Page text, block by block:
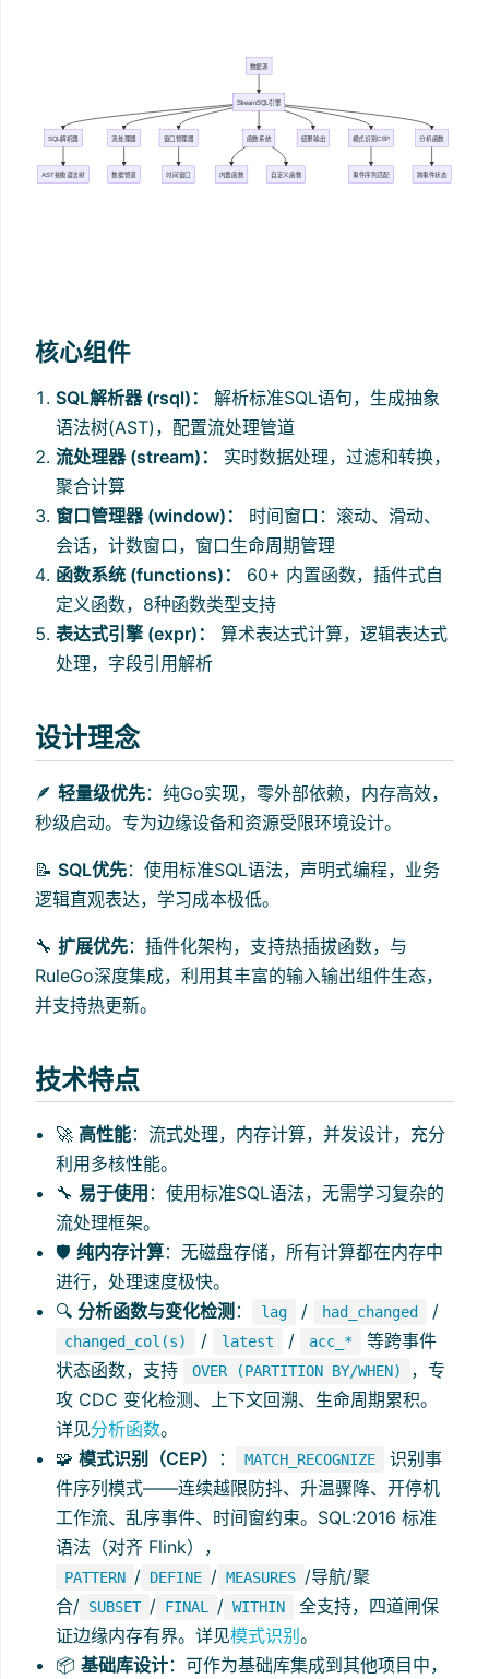
数据源
StreamSQL引擎
SQL解析器 流处理器 窗口管理器 函数系统 结果输出 模式识别CEP 分析函数
AST抽象语法树 数据管道 时间窗口 内置函数 自定义函数 事件序列匹配 跨事件状态
核心组件
SQL解析器 (rsql)：
解析标准SQL语句，生成抽象
语法树(AST)，配置流处理管道
流处理器 (stream)：
实时数据处理，过滤和转换，
聚合计算
窗口管理器 (window)：
时间窗口：滚动、滑动、
会话，计数窗口，窗口生命周期管理
函数系统 (functions)：
60+ 内置函数，插件式自
定义函数，8种函数类型支持
表达式引擎 (expr)：
算术表达式计算，逻辑表达式
处理，字段引用解析
设计理念
🪶 轻量级优先：纯Go实现，零外部依赖，内存高效，
秒级启动。专为边缘设备和资源受限环境设计。
📝 SQL优先：使用标准SQL语法，声明式编程，业务
逻辑直观表达，学习成本极低。
🔧 扩展优先：插件化架构，支持热插拔函数，与
RuleGo深度集成，利用其丰富的输入输出组件生态，
并支持热更新。
技术特点
🚀 高性能：流式处理，内存计算，并发设计，充分
利用多核性能。
🔧易于使用 ：使用标准SQL语法，无需学习复杂的
流处理框架。
🛡️纯内存计算：无磁盘存储，所有计算都在内存中
进行，处理速度极快。
🔍分析函数与变化检测 ： lag / had_changed /
changed_col(s) / latest / acc_*
等跨事件
状态函数，支持
OVER (PARTITION BY/WHEN)
，专
攻 CDC 变化检测、上下文回溯、生命周期累积。
详见分析函数。
🧩模式识别（CEP） ： MATCH_RECOGNIZE
识别事
件序列模式——连续越限防抖、升温骤降、开停机
工作流、乱序事件、时间窗约束。SQL:2016 标准
语法（对齐 Flink），
PATTERN / DEFINE / MEASURES /导航/聚
合/ SUBSET / FINAL / WITHIN
全支持，四道闸保
证边缘内存有界。详见模式识别。
📦基础库设计：可作为基础库集成到其他项目中，